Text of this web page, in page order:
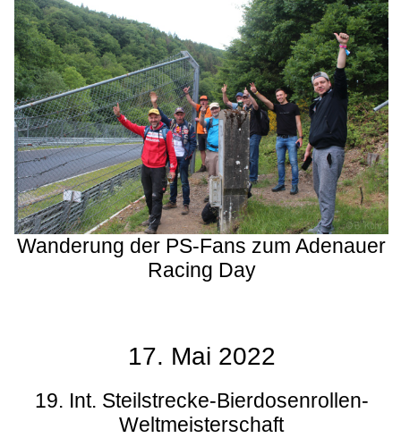
Wanderung der PS-Fans zum Adenauer
Racing Day
17. Mai 2022
19. Int. Steilstrecke-Bierdosenrollen-
Weltmeisterschaft